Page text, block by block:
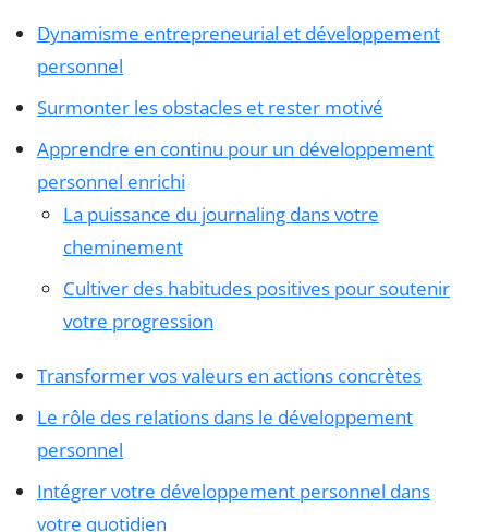
Dynamisme entrepreneurial et développement
personnel
Surmonter les obstacles et rester motivé
Apprendre en continu pour un développement
personnel enrichi
La puissance du journaling dans votre
cheminement
Cultiver des habitudes positives pour soutenir
votre progression
Transformer vos valeurs en actions concrètes
Le rôle des relations dans le développement
personnel
Intégrer votre développement personnel dans
votre quotidien